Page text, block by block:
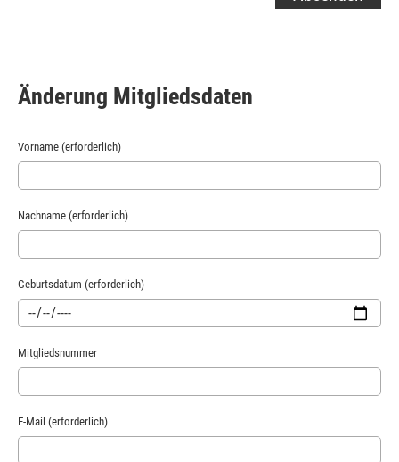
Änderung Mitgliedsdaten
Vorname (erforderlich)
Nachname (erforderlich)
Geburtsdatum (erforderlich)
Mitgliedsnummer
E-Mail (erforderlich)